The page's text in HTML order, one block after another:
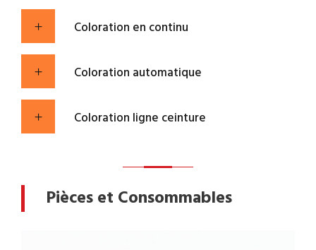
Coloration en continu
Coloration automatique
Coloration ligne ceinture
Pièces et Consommables